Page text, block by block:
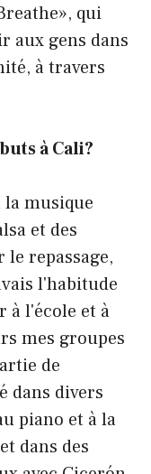
qui
aux gens dans
à travers
à Cali?
la musique
et des
repassage,
l'habitude
à l'école et à
mes groupes
de
dans divers
piano et à la
dans des